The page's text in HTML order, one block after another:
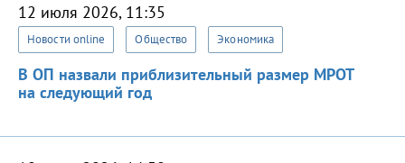
12 июля 2026, 11:35
Новости online Общество Экономика
В ОП назвали приблизительный размер МРОТ
на следующий год